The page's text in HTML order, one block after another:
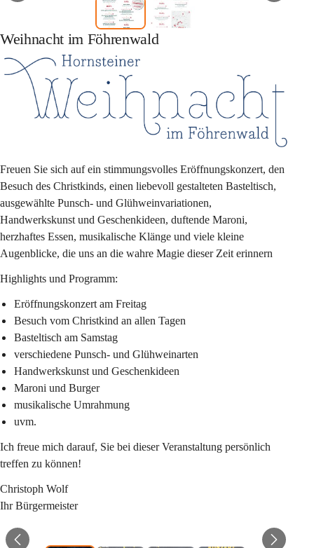
Weihnacht im Föhrenwald
Freuen Sie sich auf ein stimmungsvolles Eröffnungskonzert, den
Besuch des Christkinds, einen liebevoll gestalteten Basteltisch,
ausgewählte Punsch- und Glühweinvariationen,
Handwerkskunst und Geschenkideen, duftende Maroni,
herzhaftes Essen, musikalische Klänge und viele kleine
Augenblicke, die uns an die wahre Magie dieser Zeit erinnern
Highlights und Programm:
Eröffnungskonzert am Freitag
Besuch vom Christkind an allen Tagen
Basteltisch am Samstag
verschiedene Punsch- und Glühweinarten
Handwerkskunst und Geschenkideen
Maroni und Burger
musikalische Umrahmung
uvm.
Ich freue mich darauf, Sie bei dieser Veranstaltung persönlich
treffen zu können!
Christoph Wolf
Ihr Bürgermeister